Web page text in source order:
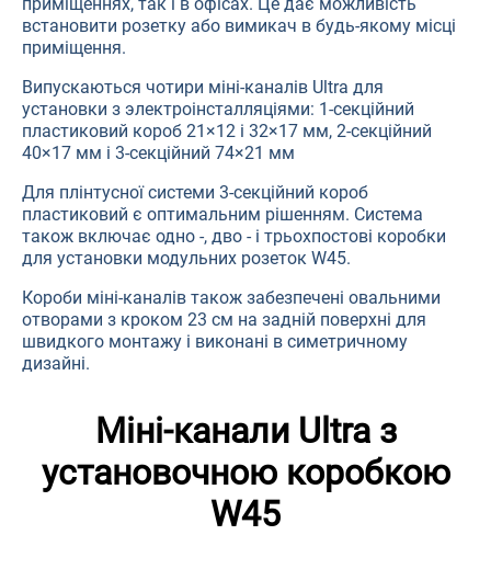
встановити розетку або вимикач в будь-якому місці
приміщення.
Випускаються чотири міні-каналів Ultra для
установки з электроінсталляціями: 1-секційний
пластиковий короб 21×12 і 32×17 мм, 2-секційний
40×17 мм і 3-секційний 74×21 мм
Для плінтусної системи 3-секційний короб
пластиковий є оптимальним рішенням. Система
також включає одно -, дво - і трьохпостові коробки
для установки модульних розеток W45.
Короби міні-каналів також забезпечені овальними
отворами з кроком 23 см на задній поверхні для
швидкого монтажу і виконані в симетричному
дизайні.
Міні-канали Ultra з
установочною коробкою
W45